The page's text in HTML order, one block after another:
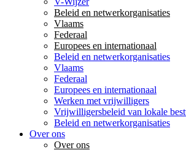
Beleid en netwerkorganisaties
Vlaams
Federaal
Europees en internationaal
Beleid en netwerkorganisaties
Vlaams
Federaal
Europees en internationaal
Werken met vrijwilligers
Vrijwilligersbeleid van lokale
Beleid en netwerkorganisaties
Over ons
Over ons